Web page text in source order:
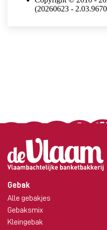
Gebak
Alle gebakjes
Gebaksmix
Kleingebak